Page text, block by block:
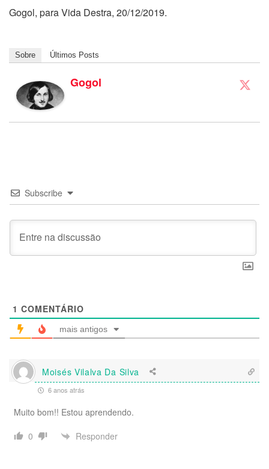
Gogol, para Vida Destra, 20/12/2019.
Sobre Últimos Posts
Gogol
Subscribe
1 COMENTÁRIO
mais antigos
Moisés Vilalva Da Silva
6 anos atrás
Muito bom!! Estou aprendendo.
0
Responder